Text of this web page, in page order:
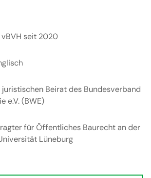
seit 2020
Beirat des Bundesverband
e.V. (BWE)
für Öffentliches Baurecht an der
Lüneburg